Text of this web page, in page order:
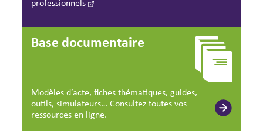
professionnels
Base documentaire
Modèles d’acte, fiches thématiques, guides,
outils, simulateurs… Consultez toutes vos
ressources en ligne.